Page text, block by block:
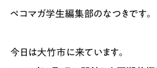
ペコマガ学生編集部のなつきです。
今日は大竹市に来ています。